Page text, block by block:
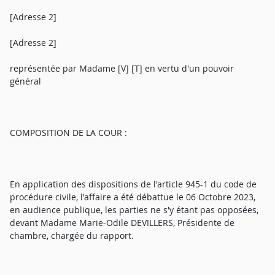
[Adresse 2]
[Adresse 2]
représentée par Madame [V] [T] en vertu d'un pouvoir
général
COMPOSITION DE LA COUR :
En application des dispositions de l'article 945-1 du code de
procédure civile, l'affaire a été débattue le 06 Octobre 2023,
en audience publique, les parties ne s'y étant pas opposées,
devant Madame Marie-Odile DEVILLERS, Présidente de
chambre, chargée du rapport.